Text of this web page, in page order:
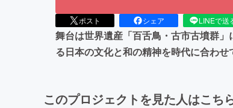
ポスト シェア LINEで送
舞台は世界遺産「百舌鳥・古市古墳群
る日本の文化と和の精神を時代に合わ
このプロジェクトを見た人はこち